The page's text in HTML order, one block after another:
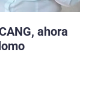
ahora